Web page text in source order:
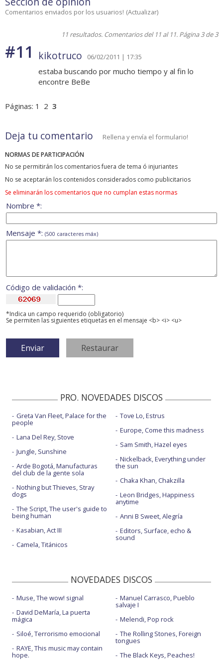
Comentarios enviados por los usuarios! (Actualizar)
11 resultados. Comentarios del 11 al 11. Página 3 de 3
#11 kikotruco 06/02/2011 | 17:35
estaba buscando por mucho tiempo y al fin lo
encontre BeBe
Páginas: 1 2 3
Deja tu comentario Rellena y envía el formulario!
NORMAS DE PARTICIPACIÓN
No se permitirán los comentarios fuera de tema ó injuriantes
No se aceptarán los contenidos considerados como publicitarios
Se eliminarán los comentarios que no cumplan estas normas
Nombre *:
Mensaje *: (500 caracteres máx)
Código de validación *:
*Indica un campo requerido (obligatorio)
Se permiten las siguientes etiquetas en el mensaje <b> <i> <u>
PRO. NOVEDADES DISCOS
Greta Van Fleet, Palace for the
people
Lana Del Rey, Stove
Jungle, Sunshine
Arde Bogotá, Manufacturas
del club de la gente sola
Nothing but Thieves, Stray
dogs
The Script, The user's guide to
being human
Kasabian, Act III
Camela, Titánicos
Tove Lo, Estrus
Europe, Come this madness
Sam Smith, Hazel eyes
Nickelback, Everything under
the sun
Chaka Khan, Chakzilla
Leon Bridges, Happiness
anytime
Anni B Sweet, Alegría
Editors, Surface, echo &
sound
NOVEDADES DISCOS
Muse, The wow! signal
David DeMaría, La puerta
mágica
Siloé, Terrorismo emocional
RAYE, This music may contain
hope.
Manuel Carrasco, Pueblo
salvaje I
Melendi, Pop rock
The Rolling Stones, Foreign
tongues
The Black Keys, Peaches!